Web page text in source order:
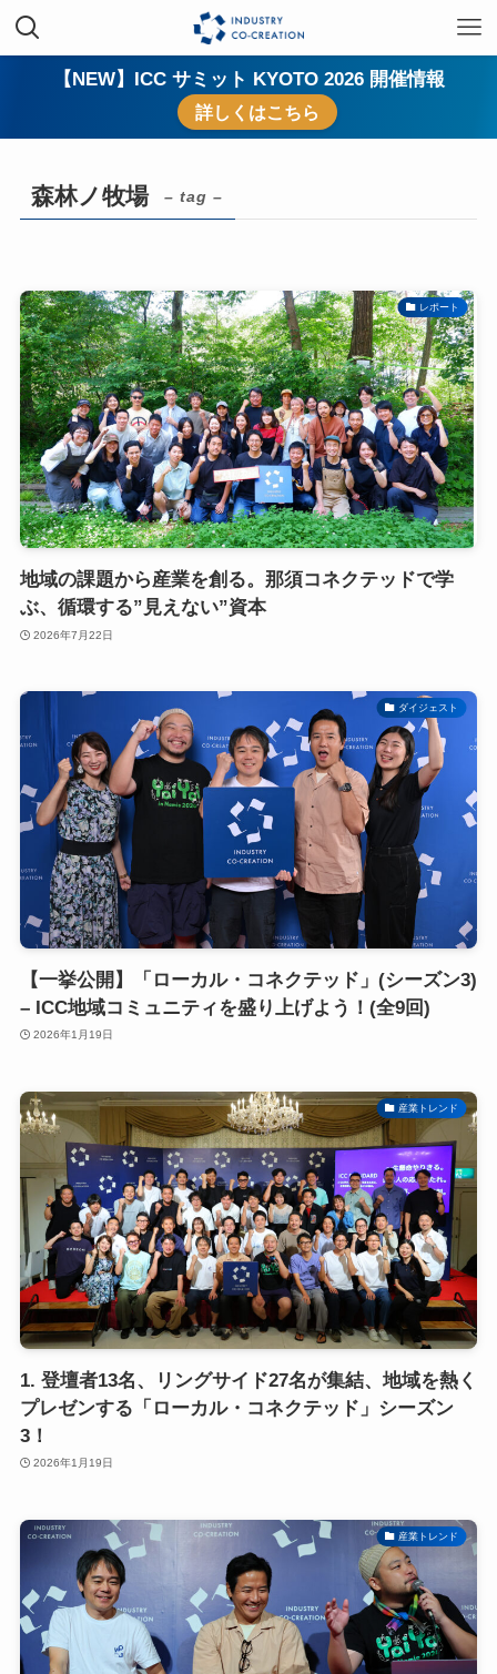
【NEW】ICC サミット KYOTO 2026 開催情報
詳しくはこちら
森林ノ牧場 – tag –
レポート
地域の課題から産業を創る。那須コネクテッドで学
ぶ、循環する”見えない”資本
2026年7月22日
ダイジェスト
【一挙公開】「ローカル・コネクテッド」(シーズン3)
– ICC地域コミュニティを盛り上げよう！(全9回)
2026年1月19日
産業トレンド
1. 登壇者13名、リングサイド27名が集結、地域を熱く
プレゼンする「ローカル・コネクテッド」シーズン
3！
2026年1月19日
産業トレンド